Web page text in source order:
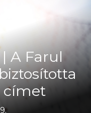
A Farul
címet